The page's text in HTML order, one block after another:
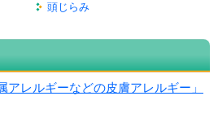
頭じらみ
アレルギーなどの皮膚アレルギー」